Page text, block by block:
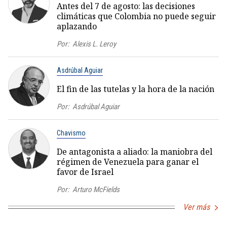
Antes del 7 de agosto: las decisiones
climáticas que Colombia no puede seguir
aplazando
Por: Alexis L. Leroy
Asdrúbal Aguiar
El fin de las tutelas y la hora de la nación
Por: Asdrúbal Aguiar
Chavismo
De antagonista a aliado: la maniobra del
régimen de Venezuela para ganar el
favor de Israel
Por: Arturo McFields
Ver más